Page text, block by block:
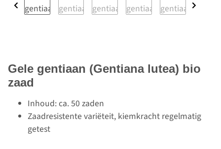
Gele gentiaan (Gentiana lutea) bio
zaad
Inhoud: ca. 50 zaden
Zaadresistente variëteit, kiemkracht regelmatig
getest